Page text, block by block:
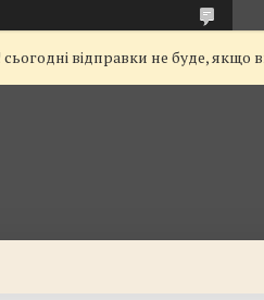
відправки не буде, якщо